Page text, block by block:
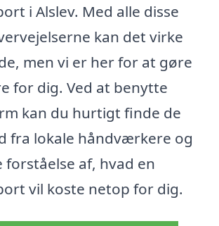
i Alslev. Med alle disse
kan det virke
men vi er her for at gøre
for dig. Ved at benytte
kan du hurtigt finde de
fra lokale håndværkere og
forståelse af, hvad en
vil koste netop for dig.